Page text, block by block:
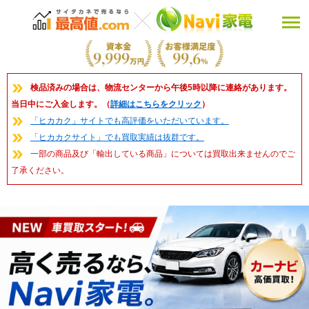
検品済みの場合は、物流センターから午後5時以降に連絡があります。
当日中にご入金します。（詳細はこちらをクリック ）
「ヒカカク」サイトでも高評価をいただいています。
「ヒカカクサイト」でも買取実績は抜群です。
一部の商品及び「輸出している商品」については買取出来ませんのでご
了承ください。